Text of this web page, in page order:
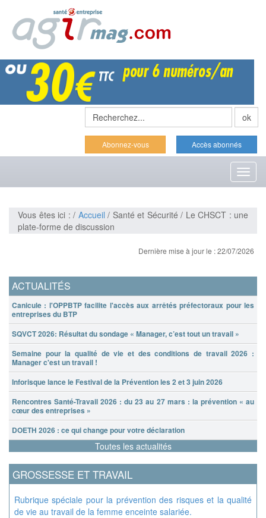
Abonnez-vous Accès abonnés
Vous êtes ici : / Accueil / Santé et Sécurité / Le CHSCT : une
plate-forme de discussion
Dernière mise à jour le : 22/07/2026
ACTUALITÉS
Canicule : l'OPPBTP facilite l'accès aux arrêtés préfectoraux pour les
entreprises du BTP
SQVCT 2026: Résultat du sondage « Manager, c’est tout un travail »
Semaine pour la qualité de vie et des conditions de travail 2026 :
Manager c'est un travail !
Inforisque lance le Festival de la Prévention les 2 et 3 juin 2026
Rencontres Santé-Travail 2026 : du 23 au 27 mars : la prévention « au
cœur des entreprises »
DOETH 2026 : ce qui change pour votre déclaration
Toutes les actualités
GROSSESSE ET TRAVAIL
Rubrique spéciale pour la prévention des risques et la qualité
de vie au travail de la femme enceinte salariée.